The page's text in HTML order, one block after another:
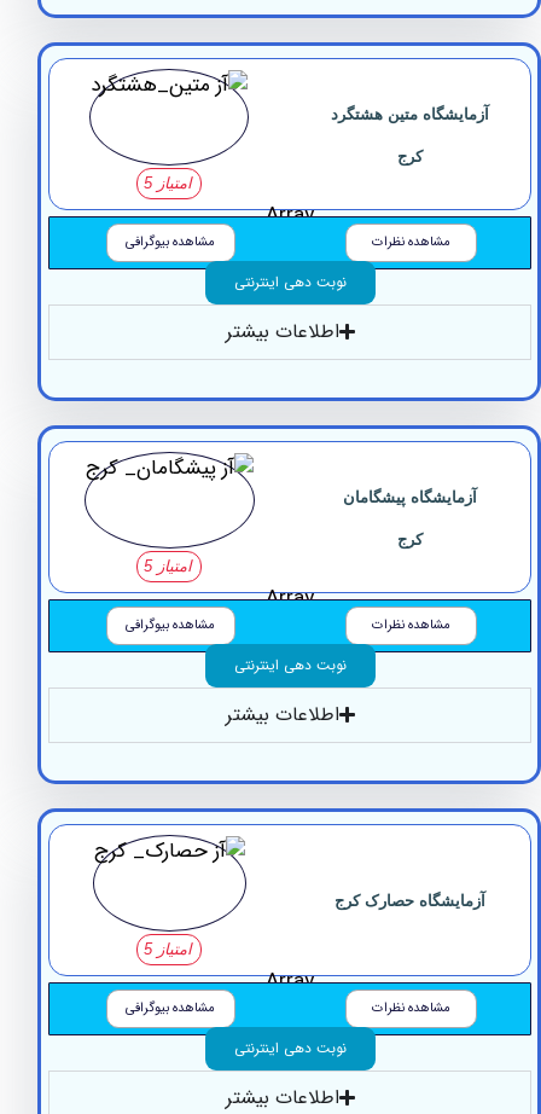
متین هشتگرد
Array
مشاهده نظرات مشاهده بیوگرافی
نوبت دهی اینترنتی
اطلاعات بیشتر
آزمایشگاه پیشگامان
Array
مشاهده نظرات مشاهده بیوگرافی
نوبت دهی اینترنتی
اطلاعات بیشتر
‏حصارک کرج
Array
مشاهده نظرات مشاهده بیوگرافی
نوبت دهی اینترنتی
اطلاعات بیشتر